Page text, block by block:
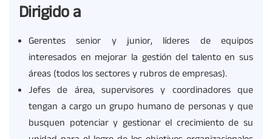
Dirigido a
Gerentes senior y junior, líderes de equipos
interesados en mejorar la gestión del talento en sus
áreas (todos los sectores y rubros de empresas).
Jefes de área, supervisores y coordinadores que
tengan a cargo un grupo humano de personas y que
busquen potenciar y gestionar el crecimiento de su